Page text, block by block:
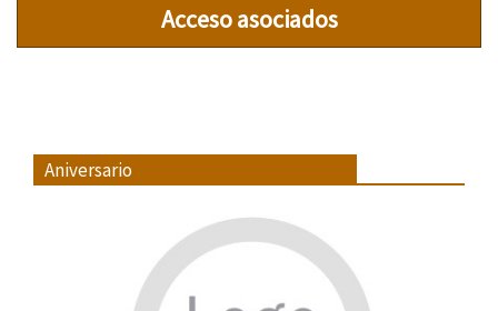
Acceso asociados
Aniversario